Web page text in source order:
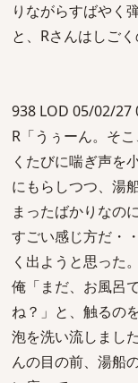
りながらすばやく
と、Rさんはしご
938 LOD 05/02/27
R「うぅーん。そ
くたびに喘ぎ声を
にもらしつつ、湯
まったばかりなの
すごい感じ方だ・
く出ようと思った。
俺「まだ、お風呂
ね？」と、触るの
泡を洗い流しまし
んの目の前、湯船